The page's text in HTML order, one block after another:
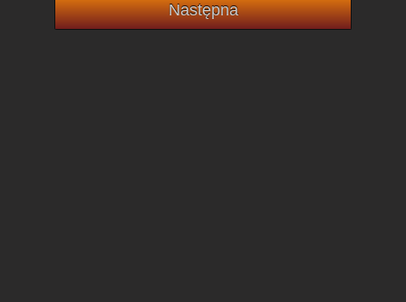
Następna